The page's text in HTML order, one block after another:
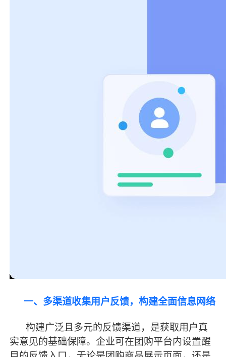
一、多渠道收集用户反馈，构建全面信息网络
构建广泛且多元的反馈渠道，是获取用户真
实意见的基础保障。企业可在团购平台内设置醒